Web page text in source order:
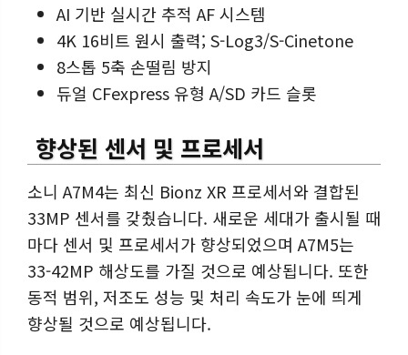
AI 기반 실시간 추적 AF 시스템
4K 16비트 원시 출력; S-Log3/S-Cinetone
8스톱 5축 손떨림 방지
듀얼 CFexpress 유형 A/SD 카드 슬롯
향상된 센서 및 프로세서
소니 A7M4는 최신 Bionz XR 프로세서와 결합된
33MP 센서를 갖췄습니다. 새로운 세대가 출시될 때
마다 센서 및 프로세서가 향상되었으며 A7M5는
33-42MP 해상도를 가질 것으로 예상됩니다. 또한
동적 범위, 저조도 성능 및 처리 속도가 눈에 띄게
향상될 것으로 예상됩니다.